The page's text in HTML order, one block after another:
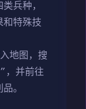
兵种，
和特殊技
地图，搜
，并前往
。